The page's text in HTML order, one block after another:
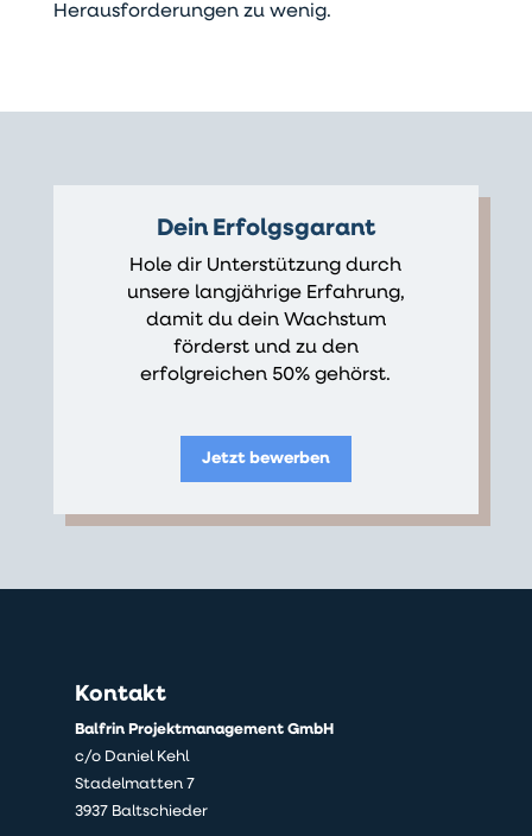
Herausforderungen zu wenig.
Dein Erfolgsgarant
Hole dir Unterstützung durch
unsere langjährige Erfahrung,
damit du dein Wachstum
förderst und zu den
erfolgreichen 50% gehörst.
Jetzt bewerben
Kontakt
Balfrin Projektmanagement GmbH
c/o Daniel Kehl
Stadelmatten 7
3937 Baltschieder